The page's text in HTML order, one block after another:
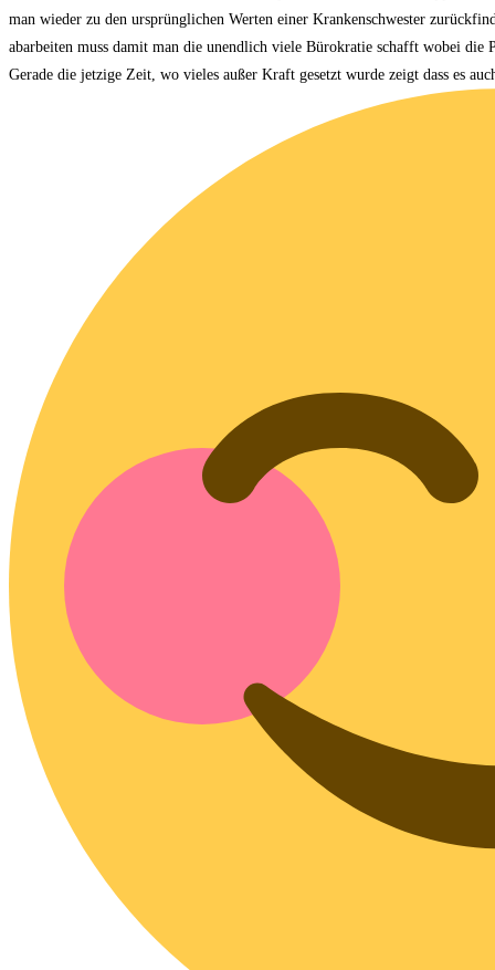
man wieder zu den ursprünglichen Werten einer Krankenschwester
abarbeiten muss damit man die unendlich viele Bürokratie schafft wobei
Gerade die jetzige Zeit, wo vieles außer Kraft gesetzt wurde zeigt dass es